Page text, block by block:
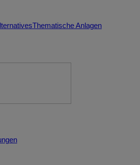
Thematische Anlagen